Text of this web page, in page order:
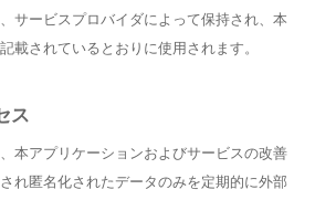
サービスプロバイダによって保持され、本
載されているとおりに使用されます。
ス
本アプリケーションおよびサービスの改善
れ匿名化されたデータのみを定期的に外部